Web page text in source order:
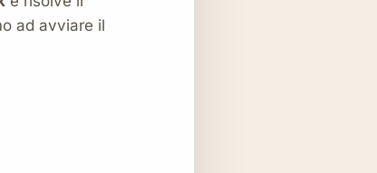
ad avviare il